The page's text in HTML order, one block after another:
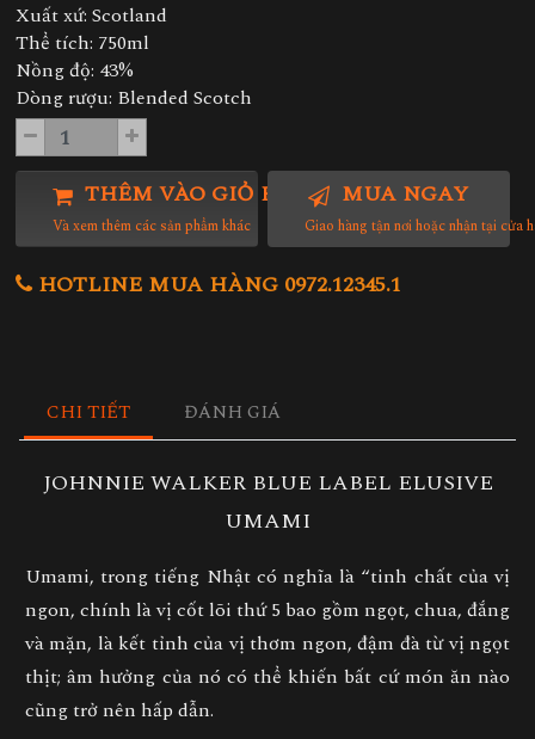
Xuất xứ: Scotland
Thể tích: 750ml
Nồng độ: 43%
Dòng rượu: Blended Scotch
THÊM VÀO GIỎ HÀNG
Và xem thêm các sản phẩm khác
MUA NGAY
Giao hàng tận nơi hoặc nhận tại cửa
HOTLINE MUA HÀNG 0972.12345.1
CHI TIẾT ĐÁNH GIÁ
JOHNNIE WALKER BLUE LABEL ELUSIVE
UMAMI
Umami, trong tiếng Nhật có nghĩa là “tinh chất của vị
ngon, chính là vị cốt lõi thứ 5 bao gồm ngọt, chua, đắng
và mặn, là kết tỉnh của vị thơm ngon, đậm đà từ vị ngọt
thịt; âm hưởng của nó có thể khiến bất cứ món ăn nào
cũng trở nên hấp dẫn.